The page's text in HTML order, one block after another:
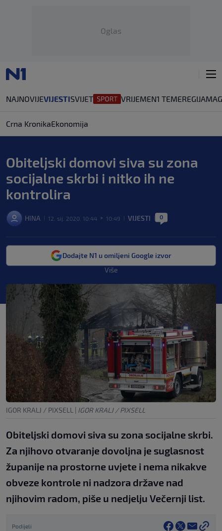
Oglas
NAJNOVIJEVIJESTISVIJET VRIJEMEN1 TEMEREGIJA
Crna KronikaEkonomija
Obiteljski domovi siva su zona
socijalne skrbi i nitko ih ne
kontrolira
HINA 12. sij. 2020. 10:44 > 10:49 VIJESTI 0
Dodajte N1 u omiljeni Google izvor
Više
IGOR KRALJ / PIXSELL | IGOR KRALJ / PIXSELL
Obiteljski domovi siva su zona socijalne skrbi.
Za njihovo otvaranje dovoljna je suglasnost
županije na prostorne uvjete i nema nikakve
obveze kontrole ni nadzora države nad
njihovim radom, piše u nedjelju Večernji list.
Podijeli